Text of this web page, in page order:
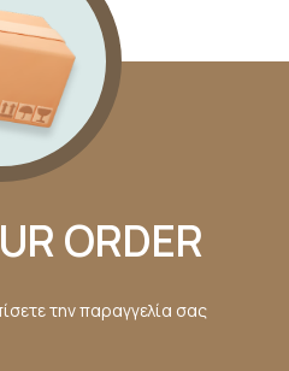
ORDER
την παραγγελία σας